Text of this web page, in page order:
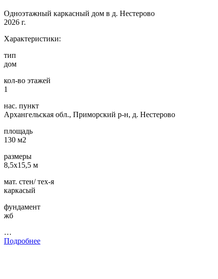
Одноэтажный каркасный дом в д. Нестерово
2026 г.
Характеристики:
тип
дом
кол-во этажей
1
нас. пункт
Архангельская обл., Приморский р-н, д. Нестерово
площадь
130 м2
размеры
8,5х15,5 м
мат. стен/ тех-я
каркасый
фундамент
жб
…
Подробнее